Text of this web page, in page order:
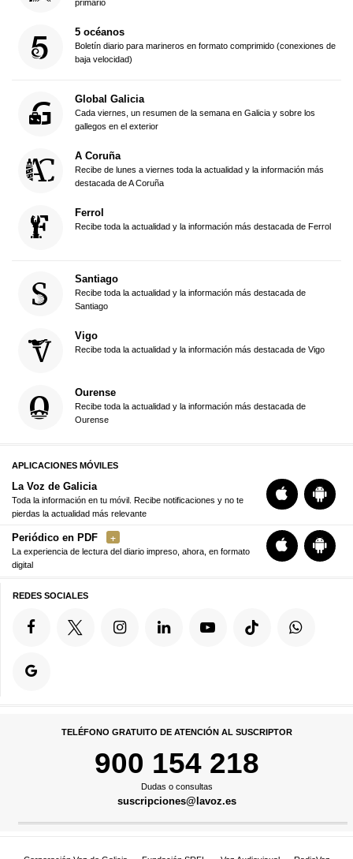
primario
5 océanos
Boletín diario para marineros en formato comprimido (conexiones de
baja velocidad)
Global Galicia
Cada viernes, un resumen de la semana en Galicia y sobre los
gallegos en el exterior
A Coruña
Recibe de lunes a viernes toda la actualidad y la información más
destacada de A Coruña
Ferrol
Recibe toda la actualidad y la información más destacada de Ferrol
Santiago
Recibe toda la actualidad y la información más destacada de
Santiago
Vigo
Recibe toda la actualidad y la información más destacada de Vigo
Ourense
Recibe toda la actualidad y la información más destacada de
Ourense
APLICACIONES MÓVILES
La Voz de Galicia
Toda la información en tu móvil. Recibe notificaciones y no te
pierdas la actualidad más relevante
Periódico en PDF
La experiencia de lectura del diario impreso, ahora, en formato
digital
REDES SOCIALES
TELÉFONO GRATUITO DE ATENCIÓN AL SUSCRIPTOR
900 154 218
Dudas o consultas
suscripciones@lavoz.es